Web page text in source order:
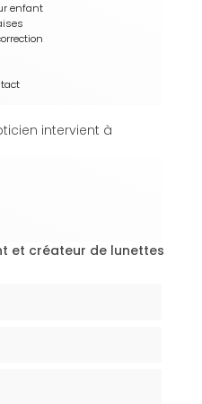
enfant
intervient à
et créateur de lunettes